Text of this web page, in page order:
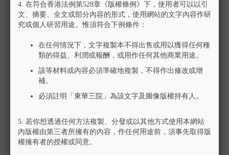
地址：新界葵涌打磚坪街81-83號生興工業大廈1樓
傳真號碼：2465 1227
電郵：archives@tungwah.org.hk
辦公時間：星期一至星期五上午九時至下午六時
4. 在符合香港法例第528章《版權條例》下，使用者可以以引
文、摘要、全文或部分內容的形式，使用網站的文字內容作研
究或個人研習用途。惟須符合下例條件：
在任何情況下，文字複製本不得出售或用以獲得任何種
類的得益、利潤或報酬，或用作任何其他商業用途。
該等材料或內容必須準確地複製，不得作出修改或增
補。
必須註明「東華三院」為該文字及圖像版權持有人。
5. 若你想透過任何方法複製、分發或以其他方式使用本網站
內版權由第三者所擁有的內容，作任何用途前，須事先取得版
權擁有者的授權或同意。